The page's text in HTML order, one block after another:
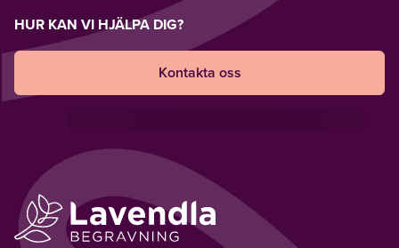
HUR KAN VI HJÄLPA DIG?
Kontakta oss